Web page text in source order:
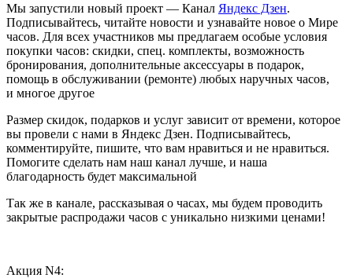
Мы запустили новый проект — Канал Яндекс Дзен.
Подписывайтесь, читайте новости и узнавайте новое о Мире
часов. Для всех участников мы предлагаем особые условия
покупки часов: скидки, спец. комплекты, возможность
бронирования, дополнительные аксессуары в подарок,
помощь в обслуживании (ремонте) любых наручных часов,
и многое другое
Размер скидок, подарков и услуг зависит от времени, которое
вы провели с нами в Яндекс Дзен. Подписывайтесь,
комментируйте, пишите, что вам нравиться и не нравиться.
Помогите сделать нам наш канал лучше, и наша
благодарность будет максимальной
Так же в канале, рассказывая о часах, мы будем проводить
закрытые распродажи часов с уникально низкими ценами!
Акция N4: